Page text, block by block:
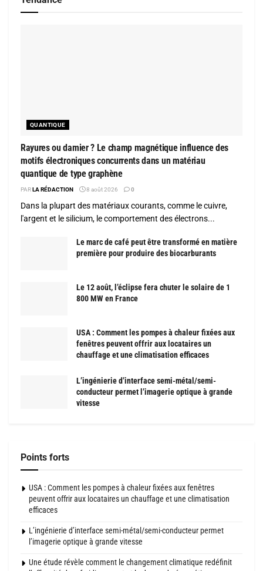
QUANTIQUE
Rayures ou damier ? Le champ magnétique influence des
motifs électroniques concurrents dans un matériau
quantique de type graphène
PARLA RÉDACTION 8 août 2026 0
Dans la plupart des matériaux courants, comme le cuivre,
l'argent et le silicium, le comportement des électrons...
Le marc de café peut être transformé en matière
première pour produire des biocarburants
Le 12 août, l’éclipse fera chuter le solaire de 1
800 MW en France
USA : Comment les pompes à chaleur fixées aux
fenêtres peuvent offrir aux locataires un
chauffage et une climatisation efficaces
L’ingénierie d’interface semi-métal/semi-
conducteur permet l’imagerie optique à grande
vitesse
Points forts
USA : Comment les pompes à chaleur fixées aux fenêtres
peuvent offrir aux locataires un chauffage et une climatisation
efficaces
L’ingénierie d’interface semi-métal/semi-conducteur permet
l’imagerie optique à grande vitesse
Une étude révèle comment le changement climatique redéfinit